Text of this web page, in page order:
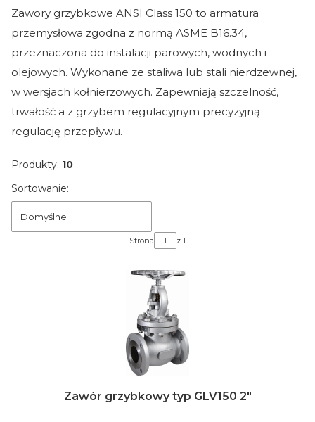
Zawory grzybkowe ANSI Class 150 to armatura
przemysłowa zgodna z normą ASME B16.34,
przeznaczona do instalacji parowych, wodnych i
olejowych. Wykonane ze staliwa lub stali nierdzewnej,
w wersjach kołnierzowych. Zapewniają szczelność,
trwałość a z grzybem regulacyjnym precyzyjną
regulację przepływu.
Produkty: 10
Lista produktów
Sortowanie:
Domyślne
Strona z 1
Zawór grzybkowy typ GLV150 2"